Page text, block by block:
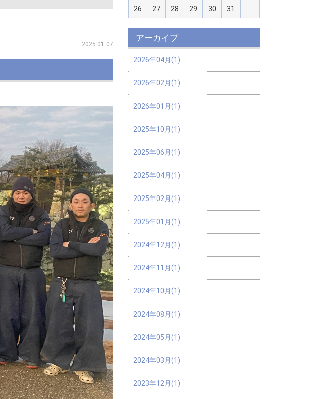
2025.01.07
26 27 28 29 30 31
アーカイブ
2026年04月(1)
2026年02月(1)
2026年01月(1)
2025年10月(1)
2025年06月(1)
2025年04月(1)
2025年02月(1)
2025年01月(1)
2024年12月(1)
2024年11月(1)
2024年10月(1)
2024年08月(1)
2024年05月(1)
2024年03月(1)
2023年12月(1)